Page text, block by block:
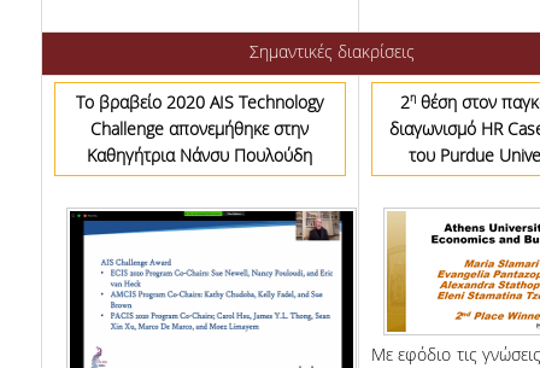
Σημαντικές διακρίσεις
Το βραβείο 2020AIS Technology
Challenge απονεμήθηκε στην
Καθηγήτρια Νάνσυ Πουλούδη
2ηθέση στον
διαγωνισμό HR
του Purdue
Με εφόδιο τις